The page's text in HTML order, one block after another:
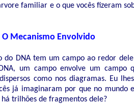
familiar e o que vocês fizeram
Mecanismo Envolvido
do DNA tem um campo ao redor
um campo envolve um campo
como nos diagramas. Eu
já imaginaram por que no mundo
trilhões de fragmentos dele?